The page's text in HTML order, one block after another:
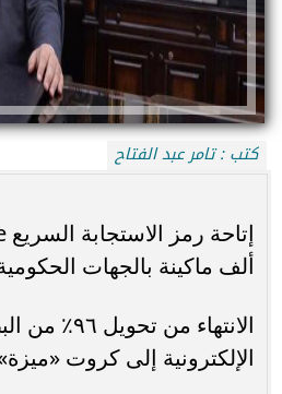
كتب : تامر عبد الفتاح
ألف ماكينة بالجهات
الانتهاء من
الإلكترونية إلى كروت